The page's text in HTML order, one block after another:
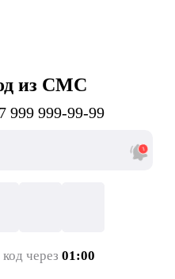
из СМС
999 999-99-99
через 01:00